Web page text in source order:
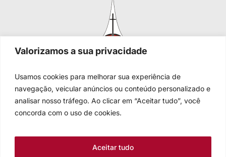
Valorizamos a sua privacidade
Usamos cookies para melhorar sua experiência de
navegação, veicular anúncios ou conteúdo personalizado e
analisar nosso tráfego. Ao clicar em “Aceitar tudo”, você
concorda com o uso de cookies.
Aceitar tudo
Igreja Evangélica de Confissão Luterana no Brasil
Sede nacional: Rua Senhor dos Passos, 202/4º andar Centro -